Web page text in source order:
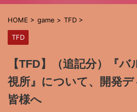
HOME > game > TFD >
TFD
【TFD】（追記分）『
視所』について、開発
皆様へ